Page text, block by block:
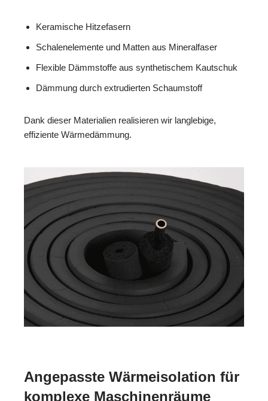
Keramische Hitzefasern
Schalenelemente und Matten aus Mineralfaser
Flexible Dämmstoffe aus synthetischem Kautschuk
Dämmung durch extrudierten Schaumstoff
Dank dieser Materialien realisieren wir langlebige,
effiziente Wärmedämmung.
Angepasste Wärmeisolation für
komplexe Maschinenräume